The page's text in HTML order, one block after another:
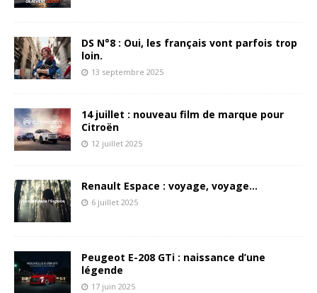
DS N°8 : Oui, les français vont parfois trop
loin.
13 septembre 2025
14 juillet : nouveau film de marque pour
Citroën
12 juillet 2025
Renault Espace : voyage, voyage…
6 juillet 2025
Peugeot E-208 GTi : naissance d’une
légende
17 juin 2025